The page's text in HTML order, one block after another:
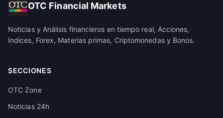
OTC Financial Markets
Noticias y Análisis financieros en tiempo real, Acciones,
Indices, Forex, Materias primas, Criptomonedas y Bonos.
SECCIONES
OTC Zone
Noticias 24h